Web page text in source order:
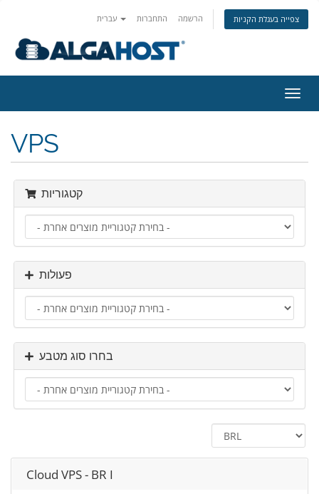
התחברות הרשמה צפייה בעגלת הקניות
ניווט
VPS
קטגוריות
פעולות
בחרו סוג מטבע
Cloud VPS - BR I